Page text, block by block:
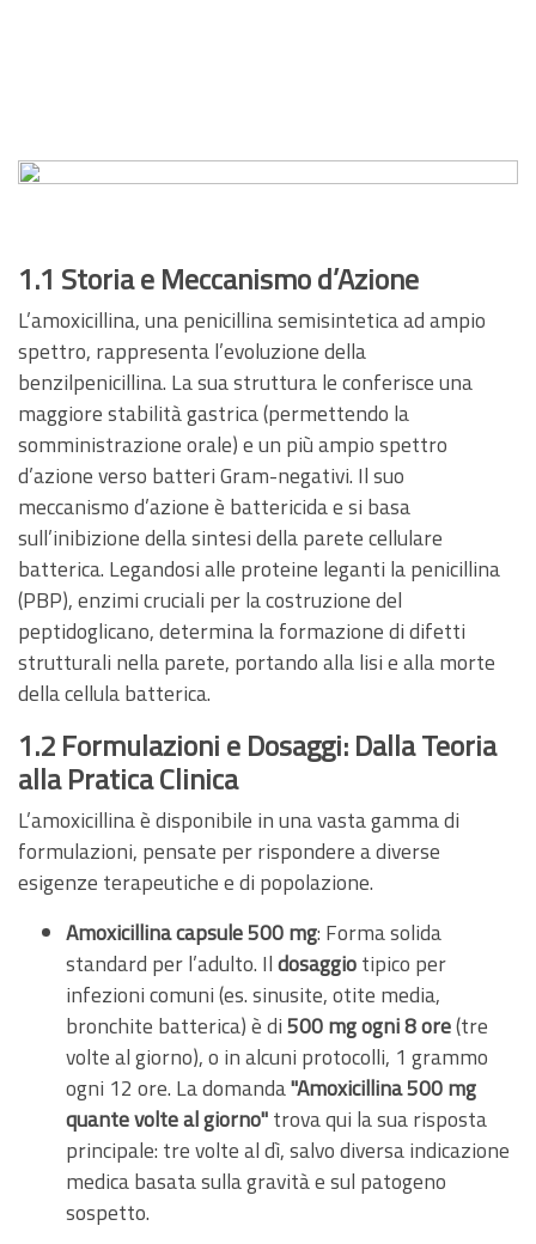
1.1 Storia e Meccanismo d’Azione
L’amoxicillina, una penicillina semisintetica ad ampio
spettro, rappresenta l’evoluzione della
benzilpenicillina. La sua struttura le conferisce una
maggiore stabilità gastrica (permettendo la
somministrazione orale) e un più ampio spettro
d’azione verso batteri Gram-negativi. Il suo
meccanismo d’azione è battericida e si basa
sull’inibizione della sintesi della parete cellulare
batterica. Legandosi alle proteine leganti la penicillina
(PBP), enzimi cruciali per la costruzione del
peptidoglicano, determina la formazione di difetti
strutturali nella parete, portando alla lisi e alla morte
della cellula batterica.
1.2 Formulazioni e Dosaggi: Dalla Teoria
alla Pratica Clinica
L’amoxicillina è disponibile in una vasta gamma di
formulazioni, pensate per rispondere a diverse
esigenze terapeutiche e di popolazione.
Amoxicillina capsule 500 mg: Forma solida
standard per l’adulto. Ildosaggiotipico per
infezioni comuni (es. sinusite, otite media,
bronchite batterica) è di500 mg ogni 8 ore(tre
volte al giorno), o in alcuni protocolli, 1 grammo
ogni 12 ore. La domanda"Amoxicillina 500 mg
quante volte al giorno"trova qui la sua risposta
principale: tre volte al dì, salvo diversa indicazione
medica basata sulla gravità e sul patogeno
sospetto.